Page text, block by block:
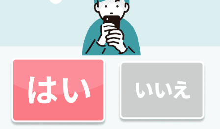
ャージする重要な時間です。
④健康な関係を築く
セルフケアをすることで、自分自身が健康的な生活習慣
を身に付け、健康的な状態を維持することができます。
これにより、家族や友人、恋人との関係をより良いもの
にすることができます。イライラした状態で人と関わる